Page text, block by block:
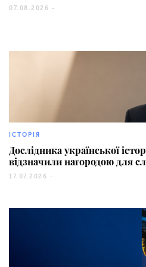
07.08.2026 -
ІСТОРІЯ
Дослідника української
відзначили нагородою для
17.07.2026 -